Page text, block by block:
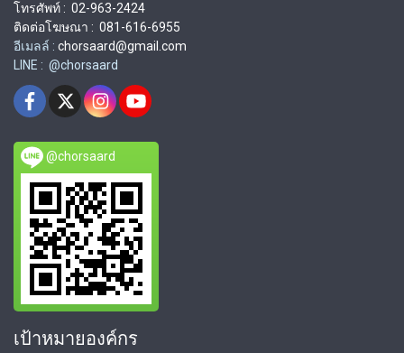
โทรศัพท์ : 02-963-2424
ติดต่อโฆษณา : 081-616-6955
อีเมลล์ : chorsaard@gmail.com
LINE : @chorsaard
@chorsaard
เป้าหมายองค์กร